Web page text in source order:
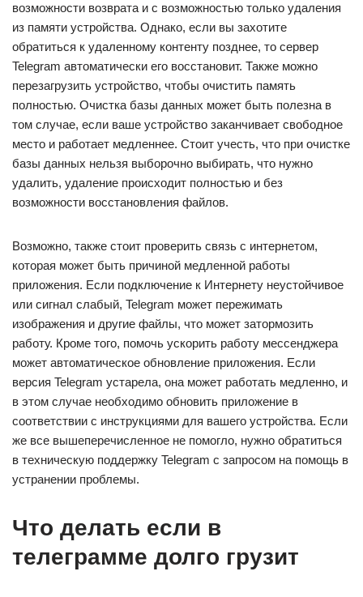
возможности возврата и с возможностью только удаления
из памяти устройства. Однако, если вы захотите
обратиться к удаленному контенту позднее, то сервер
Telegram автоматически его восстановит. Также можно
перезагрузить устройство, чтобы очистить память
полностью. Очистка базы данных может быть полезна в
том случае, если ваше устройство заканчивает свободное
место и работает медленнее. Стоит учесть, что при очистке
базы данных нельзя выборочно выбирать, что нужно
удалить, удаление происходит полностью и без
возможности восстановления файлов.
Возможно, также стоит проверить связь с интернетом,
которая может быть причиной медленной работы
приложения. Если подключение к Интернету неустойчивое
или сигнал слабый, Telegram может пережимать
изображения и другие файлы, что может затормозить
работу. Кроме того, помочь ускорить работу мессенджера
может автоматическое обновление приложения. Если
версия Telegram устарела, она может работать медленно, и
в этом случае необходимо обновить приложение в
соответствии с инструкциями для вашего устройства. Если
же все вышеперечисленное не помогло, нужно обратиться
в техническую поддержку Telegram с запросом на помощь в
устранении проблемы.
Что делать если в
телеграмме долго грузит